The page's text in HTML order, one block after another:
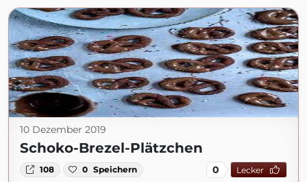
10 Dezember 2019
Schoko-Brezel-Plätzchen
108 0 Speichern 0 Lecker